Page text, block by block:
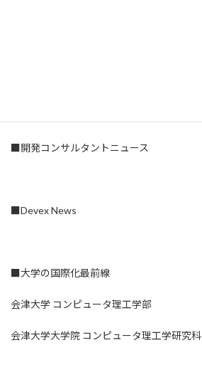
■開発コンサルタントニュース
■Devex News
■大学の国際化最前線
会津大学 コンピュータ理工学部
会津大学大学院 コンピュータ理工学研究科